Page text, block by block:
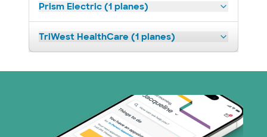
Prism Electric (1 planes)
TriWest HealthCare (1 planes)